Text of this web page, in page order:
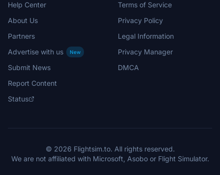
Help Center
About Us
Partners
Advertise with us
New
Submit News
Report Content
Status
Terms of Service
Privacy Policy
Legal Information
Privacy Manager
DMCA
© 2026 Flightsim.to. All rights reserved.
We are not affiliated with Microsoft, Asobo or Flight Simulator.